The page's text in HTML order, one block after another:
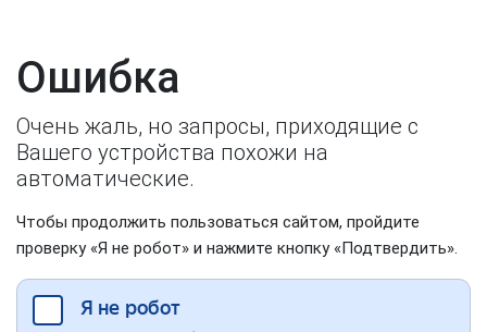
Ошибка
Очень жаль, но запросы, приходящие с
Вашего устройства похожи на
автоматические.
Чтобы продолжить пользоваться сайтом, пройдите
проверку «Я не робот» и нажмите кнопку «Подтвердить».